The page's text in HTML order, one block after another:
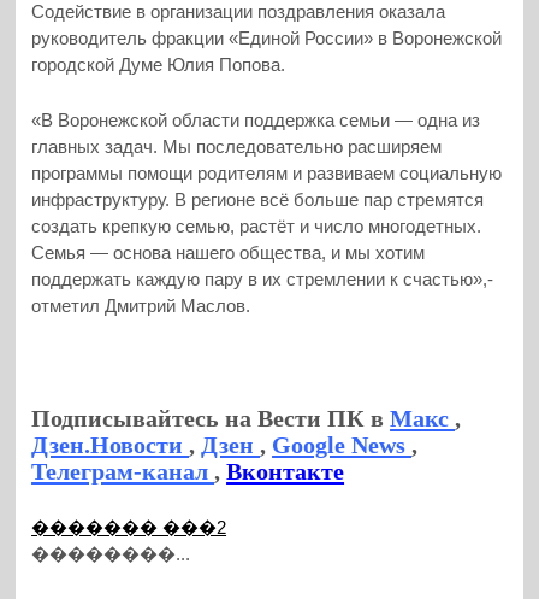
Содействие в организации поздравления оказала
руководитель фракции «Единой России» в Воронежской
городской Думе Юлия Попова.
«В Воронежской области поддержка семьи — одна из
главных задач. Мы последовательно расширяем
программы помощи родителям и развиваем социальную
инфраструктуру. В регионе всё больше пар стремятся
создать крепкую семью, растёт и число многодетных.
Семья — основа нашего общества, и мы хотим
поддержать каждую пару в их стремлении к счастью»,-
отметил Дмитрий Маслов.
Подписывайтесь на Вести ПК вМакс,
Дзен.Новости, Дзен, Google News,
Телеграм-канал,Вконтакте
������� ���2
��������...